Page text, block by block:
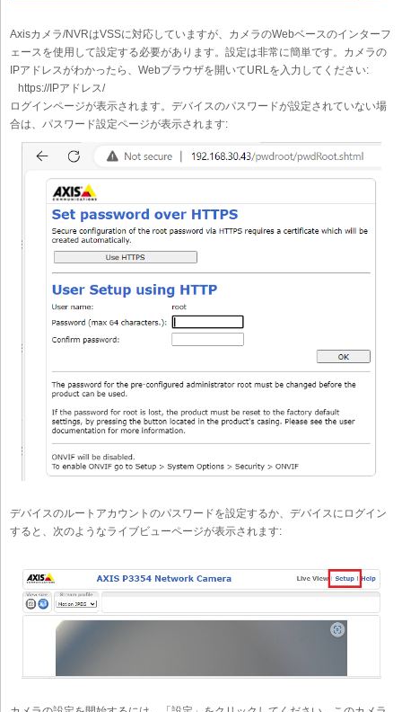
Axisカメラ/NVRはVSSに対応していますが、カメラのWebベースのインターフ
ェースを使用して設定する必要があります。設定は非常に簡単です。カメラの
IPアドレスがわかったら、Webブラウザを開いてURLを入力してください:
https://IPアドレス/
ログインページが表示されます。デバイスのパスワードが設定されていない場
合は、パスワード設定ページが表示されます:
デバイスのルートアカウントのパスワードを設定するか、デバイスにログイン
すると、次のようなライブビューページが表示されます: